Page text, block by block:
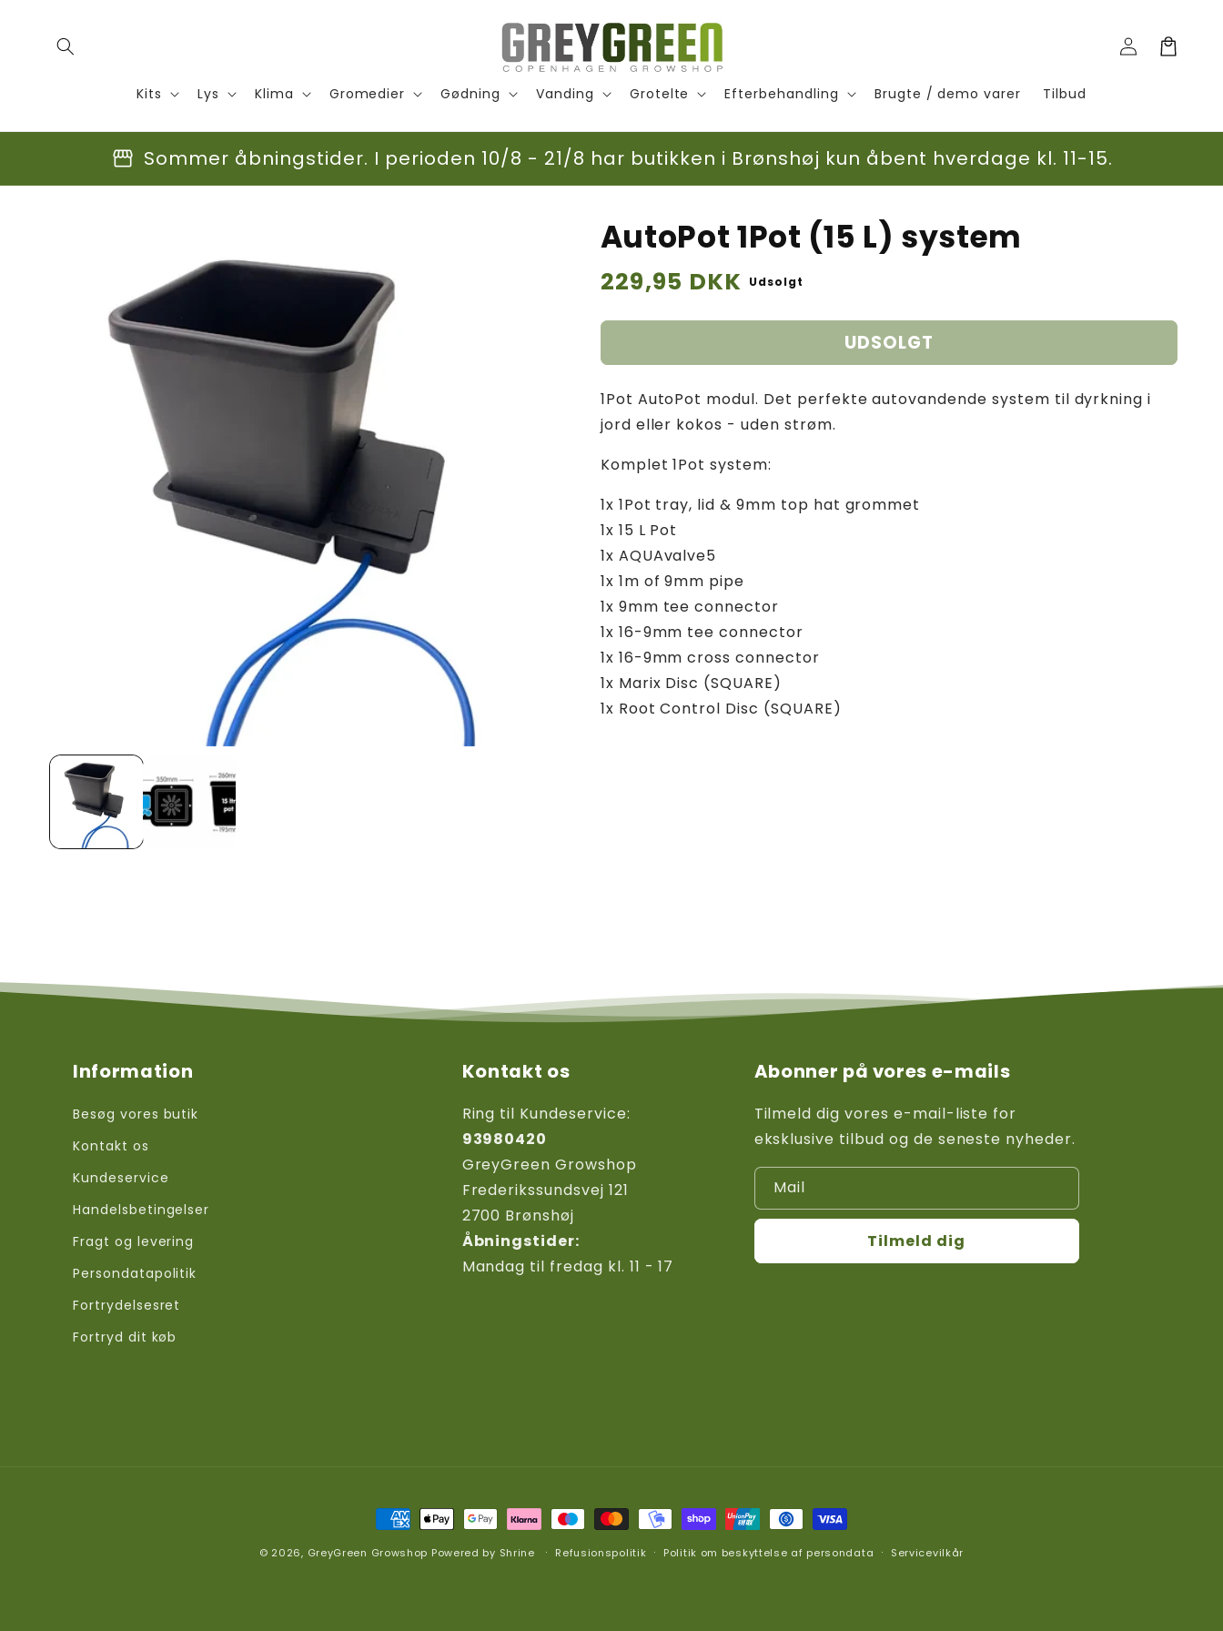
Kits Lys Klima Gromedier Gødning Vanding Grotelte Efterbehandling Brugte / demo varer Tilbud
Log
ind
Indkøbskurv
storefront Sommer åbningstider. I perioden 10/8 - 21/8 har butikken i Brønshøj kun åbent hverdage kl. 11-15.
AutoPot 1Pot (15 L) system
Normalpris
229,95 DKK Udsolgt
UDSOLGT
1Pot AutoPot modul. Det perfekte autovandende system til dyrkning i
jord eller kokos - uden strøm.
Komplet 1Pot system:
1x 1Pot tray, lid & 9mm top hat grommet
1x 15 L Pot
1x AQUAvalve5
1x 1m of 9mm pipe
1x 9mm tee connector
1x 16-9mm tee connector
1x 16-9mm cross connector
1x Marix Disc (SQUARE)
1x Root Control Disc (SQUARE)
Information
Besøg vores butik
Kontakt os
Kundeservice
Handelsbetingelser
Fragt og levering
Persondatapolitik
Fortrydelsesret
Fortryd dit køb
Kontakt os
Ring til Kundeservice:
93980420
GreyGreen Growshop
Frederikssundsvej 121
2700 Brønshøj
Åbningstider:
Mandag til fredag kl. 11 - 17
Abonner på vores e-mails
Tilmeld dig vores e-mail-liste for
eksklusive tilbud og de seneste nyheder.
Mail
Tilmeld dig
Betalingsmetoder
© 2026, GreyGreen Growshop Powered by Shrine Refusionspolitik Politik om beskyttelse af persondata Servicevilkår